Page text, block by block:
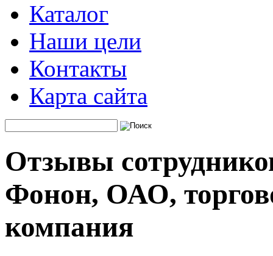
Каталог
Наши цели
Контакты
Карта сайта
Отзывы
Фонон, ОАО,
компания